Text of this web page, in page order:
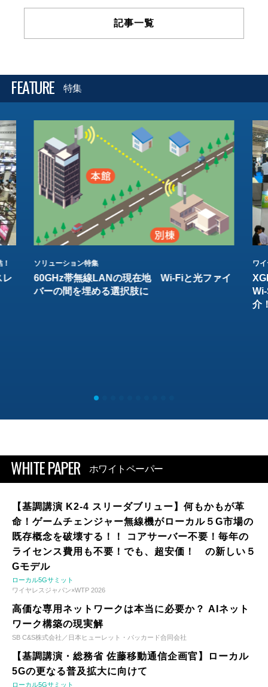
記事一覧
FEATURE 特集
レ
ソリューション特集
60GHz帯無線LANの現在地 Wi-Fiと光ファイ
バーの間を埋める選択肢に
ワ
介
WHITE PAPER ホワイトペーパー
【基調講演 K2-4 スリーダブリュー】何もかもが革
命！ゲームチェンジャー無線機がローカル５G市場の
既存概念を破壊する！！ コアサーバー不要！毎年の
ライセンス費用も不要！でも、超安価！ の新しい５
Gモデル
ローカル5Gサミット
ワイヤレスジャパン×WTP 2026
高価な専用ネットワークは本当に必要か？ AIネット
ワーク構築の現実解
SB C&S株式会社／日本ヒューレット・パッカード合同会社
【基調講演・総務省 佐藤移動通信企画官】ローカル
5Gの更なる普及拡大に向けて
ローカル5Gサミット